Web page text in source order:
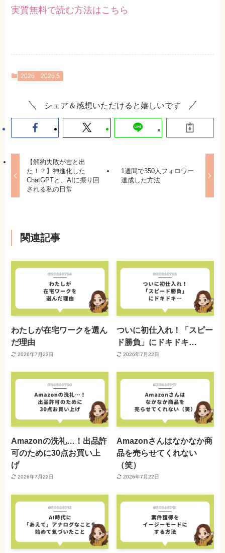
実質無料で読む方法はこちら
2026 2026.5
シェア＆感想いただけると嬉しいです
【解約失敗が吉と出
た！？】神進化した
ChatGPTと、AIに振り回
される私の日常
1週間で350人フォロワー
達成した方法
関連記事
わたしが在宅ワークを選ん
だ理由
2026年7月22日
ついに初仕入れ！「スピー
ド勝負」にドキドキ…
2026年7月22日
Amazonの洗礼…！出品許
可のために30点お買い上
げ
2026年7月22日
Amazonさんはなかなか商
品を売らせてくれない
（笑）
2026年7月22日